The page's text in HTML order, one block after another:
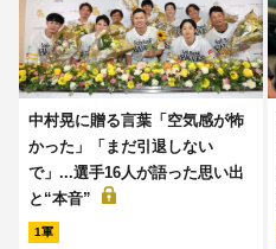
中村晃に贈る言葉「空気感が怖
かった」「まだ引退しない
で」...選手16人が語った思い出
と“本音”
1軍